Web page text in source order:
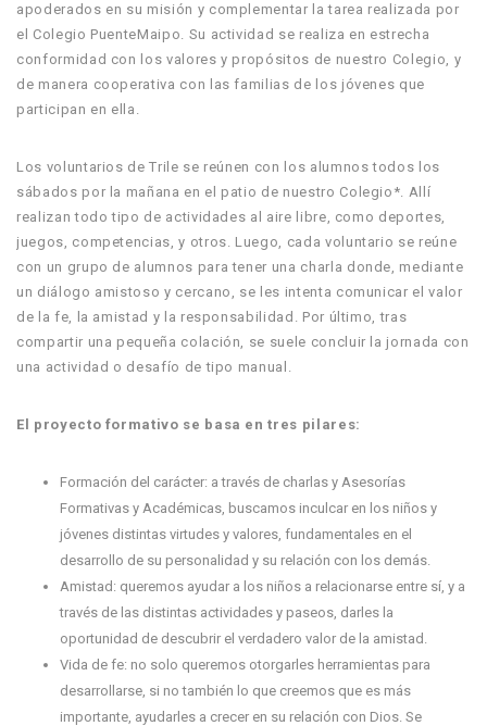
apoderados en su misión y complementar la tarea realizada por
el Colegio PuenteMaipo. Su actividad se realiza en estrecha
conformidad con los valores y propósitos de nuestro Colegio, y
de manera cooperativa con las familias de los jóvenes que
participan en ella.
Los voluntarios de Trile se reúnen con los alumnos todos los
sábados por la mañana en el patio de nuestro Colegio*. Allí
realizan todo tipo de actividades al aire libre, como deportes,
juegos, competencias, y otros. Luego, cada voluntario se reúne
con un grupo de alumnos para tener una charla donde, mediante
un diálogo amistoso y cercano, se les intenta comunicar el valor
de la fe, la amistad y la responsabilidad. Por último, tras
compartir una pequeña colación, se suele concluir la jornada con
una actividad o desafío de tipo manual.
El proyecto formativo se basa en tres pilares:
Formación del carácter: a través de charlas y Asesorías
Formativas y Académicas, buscamos inculcar en los niños y
jóvenes distintas virtudes y valores, fundamentales en el
desarrollo de su personalidad y su relación con los demás.
Amistad: queremos ayudar a los niños a relacionarse entre sí, y a
través de las distintas actividades y paseos, darles la
oportunidad de descubrir el verdadero valor de la amistad.
Vida de fe: no solo queremos otorgarles herramientas para
desarrollarse, si no también lo que creemos que es más
importante, ayudarles a crecer en su relación con Dios. Se